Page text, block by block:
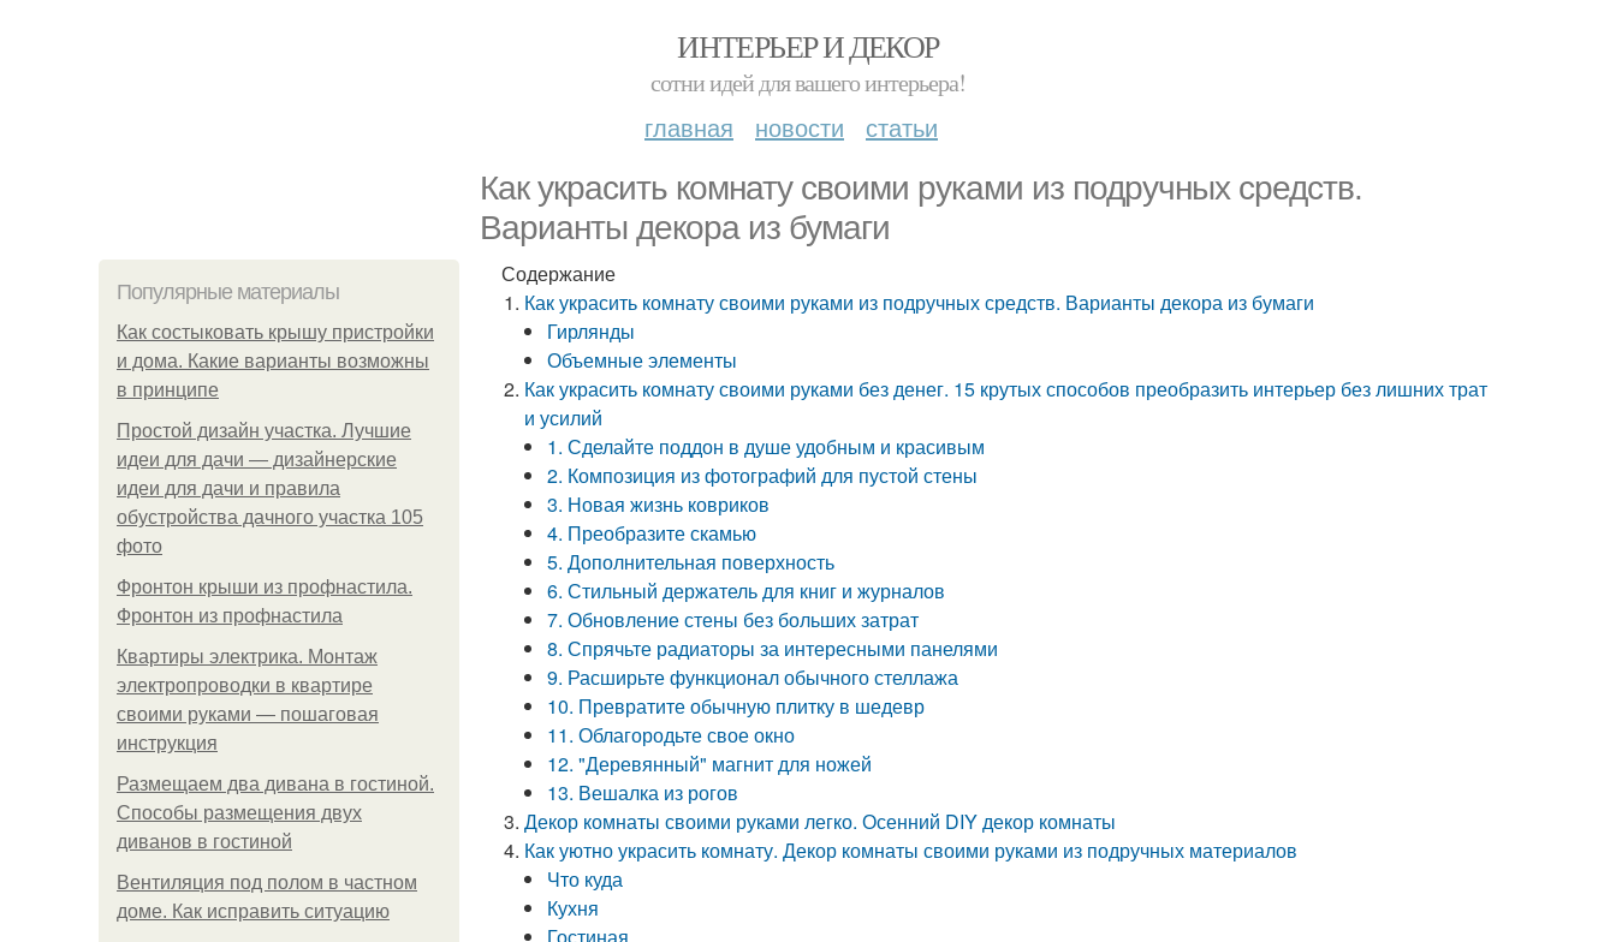
ИНТЕРЬЕР И ДЕКОР
сотни идей для вашего интерьера!
главная новости статьи
Как украсить комнату своими руками из подручных средств.
Варианты декора из бумаги
Популярные материалы
Как состыковать крышу пристройки
и дома. Какие варианты возможны
в принципе
Простой дизайн участка. Лучшие
идеи для дачи — дизайнерские
идеи для дачи и правила
обустройства дачного участка 105
фото
Фронтон крыши из профнастила.
Фронтон из профнастила
Квартиры электрика. Монтаж
электропроводки в квартире
своими руками — пошаговая
инструкция
Размещаем два дивана в гостиной.
Способы размещения двух
диванов в гостиной
Вентиляция под полом в частном
доме. Как исправить ситуацию
Содержание
Как украсить комнату своими руками из подручных средств. Варианты декора из бумаги
Гирлянды
Объемные элементы
Как украсить комнату своими руками без денег. 15 крутых способов преобразить интерьер без лишних трат
и усилий
1. Сделайте поддон в душе удобным и красивым
2. Композиция из фотографий для пустой стены
3. Новая жизнь ковриков
4. Преобразите скамью
5. Дополнительная поверхность
6. Стильный держатель для книг и журналов
7. Обновление стены без больших затрат
8. Спрячьте радиаторы за интересными панелями
9. Расширьте функционал обычного стеллажа
10. Превратите обычную плитку в шедевр
11. Облагородьте свое окно
12. "Деревянный" магнит для ножей
13. Вешалка из рогов
Декор комнаты своими руками легко. Осенний DIY декор комнаты
Как уютно украсить комнату. Декор комнаты своими руками из подручных материалов
Что куда
Кухня